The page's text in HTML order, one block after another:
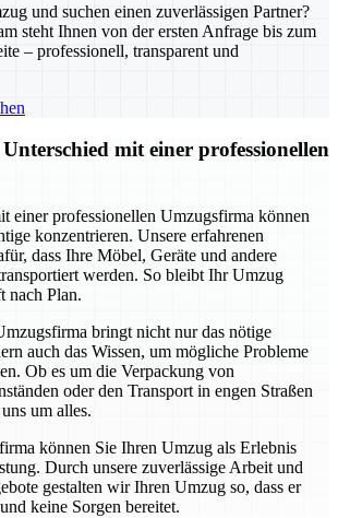
und suchen einen zuverlässigen Partner?
steht Ihnen von der ersten Anfrage bis zum
– professionell, transparent und
mit einer professionellen
einer professionellen Umzugsfirma können
konzentrieren. Unsere erfahrenen
dass Ihre Möbel, Geräte und andere
werden. So bleibt Ihr Umzug
nach Plan.
bringt nicht nur das nötige
auch das Wissen, um mögliche Probleme
Ob es um die Verpackung von
oder den Transport in engen Straßen
um alles.
können Sie Ihren Umzug als Erlebnis
Durch unsere zuverlässige Arbeit und
gestalten wir Ihren Umzug so, dass er
keine Sorgen bereitet.